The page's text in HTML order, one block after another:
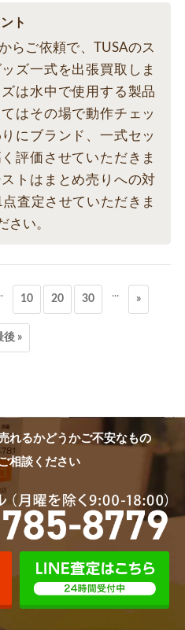
ト
らご依頼で、TUSAのス
ズ一式を出張買取しま
は水中で使用する製品
はその場で動作チェッ
にブランド、一式セッ
評価させていただきま
トはまとめ売りへの対
査定させていただきま
さい。
10 20 30 ... »
後 »
れるかどうかご不安なもの
相談ください